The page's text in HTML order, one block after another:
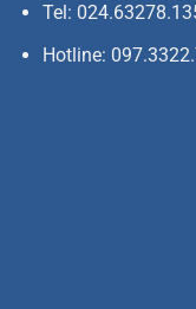
Tel:
Hotline: